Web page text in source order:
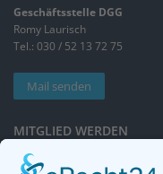
Geschäftsstelle DGG
Romy Laurisch
Tel.: 030 / 52 13 72 75
Mail senden
MITGLIED WERDEN
Sieben gute Gründe